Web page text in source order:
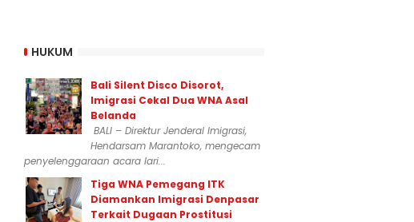
HUKUM
Bali Silent Disco Disorot,
Imigrasi Cekal Dua WNA Asal
Belanda
BALI – Direktur Jenderal Imigrasi,
Hendarsam Marantoko, mengecam
penyelenggaraan acara lari...
Tiga WNA Pemegang ITK
Diamankan Imigrasi Denpasar
Terkait Dugaan Prostitusi